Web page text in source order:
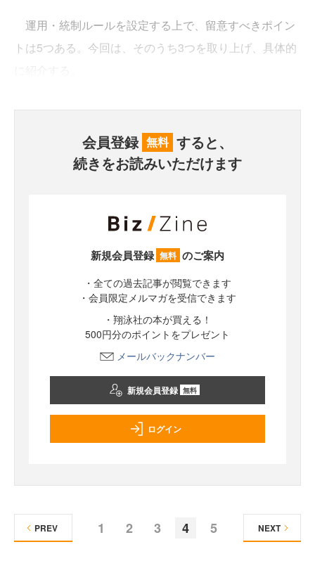
運用・統制ルールを設定する上で、留意すべきポイン
トは5つある。今回は、そのうち3つを取り上げ、具体的
会員登録 無料 すると、
続きをお読みいただけます
新規会員登録 無料 のご案内
・全ての過去記事が閲覧できます
・会員限定メルマガを受信できます
・翔泳社の本が買える！
500円分のポイントをプレゼント
メールバックナンバー
新規会員登録 無料
ログイン
1 2 3 4 5
PREV NEXT